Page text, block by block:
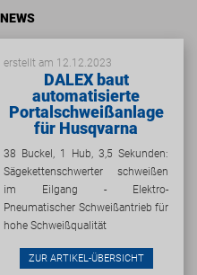
erstellt am 12.12.2023
DALEX baut
automatisierte
Portalschweißanlage
für Husqvarna
38 Buckel, 1 Hub, 3,5 Sekunden:
Sägekettenschwerter schweißen
im Eilgang - Elektro-
Pneumatischer Schweißantrieb für
hohe Schweißqualität
ZUR ARTIKEL-ÜBERSICHT